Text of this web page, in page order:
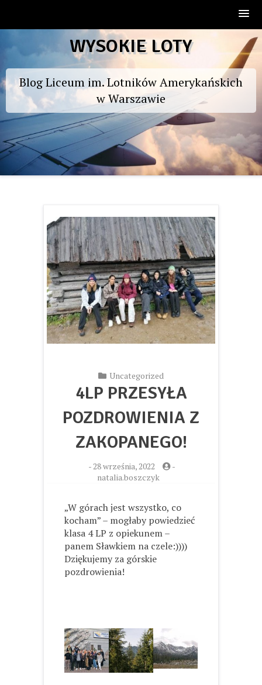
to
WYSOKIE LOTY
Blog Liceum im. Lotników Amerykańskich
w Warszawie
Uncategorized
4LP PRZESYŁA
POZDROWIENIA Z
ZAKOPANEGO!
-28 września, 2022
-
natalia.boszczyk
„W górach jest wszystko, co
kocham” – mogłaby powiedzieć
klasa 4 LP z opiekunem –
panem Sławkiem na czele:))))
Dziękujemy za górskie
pozdrowienia!